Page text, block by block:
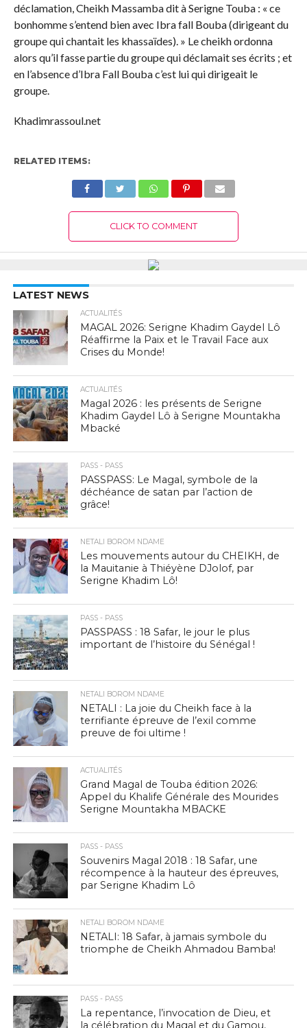
déclamation, Cheikh Massamba dit à Serigne Touba : « ce
bonhomme s’entend bien avec Ibra fall Bouba (dirigeant du
groupe qui chantait les khassaïdes). » Le cheikh ordonna
alors qu’il fasse partie du groupe qui déclamait ses écrits ; et
en l’absence d’Ibra Fall Bouba c’est lui qui dirigeait le
groupe.
Khadimrassoul.net
RELATED ITEMS:
CLICK TO COMMENT
LATEST NEWS
ACTUALITÉS
MAGAL 2026: Serigne Khadim Gaydel Lô
Réaffirme la Paix et le Travail Face aux
Crises du Monde!
ACTUALITÉS
Magal 2026 : les présents de Serigne
Khadim Gaydel Lô à Serigne Mountakha
Mbacké
PASS - PASS
PASSPASS: Le Magal, symbole de la
déchéance de satan par l’action de
grâce!
NETALI BOROM NDAME
Les mouvements autour du CHEIKH, de
la Mauitanie à Thiéyène DJolof, par
Serigne Khadim Lô!
PASS - PASS
PASSPASS : 18 Safar, le jour le plus
important de l’histoire du Sénégal !
NETALI BOROM NDAME
NETALI : La joie du Cheikh face à la
terrifiante épreuve de l’exil comme
preuve de foi ultime !
ACTUALITÉS
Grand Magal de Touba édition 2026:
Appel du Khalife Générale des Mourides
Serigne Mountakha MBACKE
PASS - PASS
Souvenirs Magal 2018 : 18 Safar, une
récompence à la hauteur des épreuves,
par Serigne Khadim Lô
NETALI BOROM NDAME
NETALI: 18 Safar, à jamais symbole du
triomphe de Cheikh Ahmadou Bamba!
PASS - PASS
La repentance, l’invocation de Dieu, et
la célébration du Magal et du Gamou,